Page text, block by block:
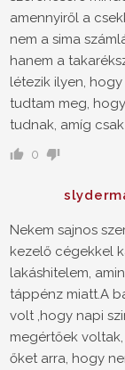
amennyiről a
nem a sima
hanem a
létezik ilyen,
tudtam meg,
tudnak, amíg
0
Nekem sajnos
kezelő cégekkel
lakáshitelem,
táppénz miatt.A
volt ,hogy napi
megértőek
őket arra, hogy